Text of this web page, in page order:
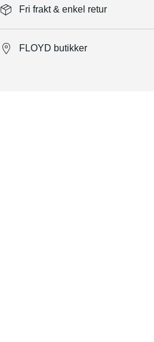
Fri frakt & enkel retur
FLOYD butikker